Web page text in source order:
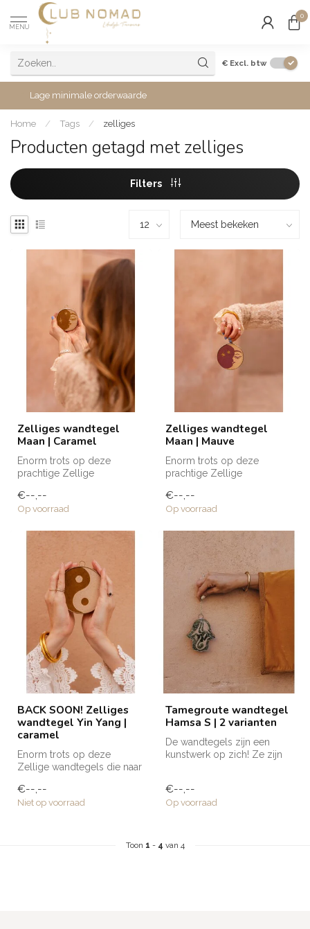
MENU
0
€ Excl. btw
Lage minimale orderwaarde
Home / Tags / zelliges
Producten getagd met zelliges
Filters
Zelliges wandtegel
Maan | Caramel
Enorm trots op deze
prachtige Zellige
eigen ontwerp zij...
€--,--
Op voorraad
Zelliges wandtegel
Maan | Mauve
Enorm trots op deze
prachtige Zellige
eigen ontwerp zij...
€--,--
Op voorraad
BACK SOON! Zelliges
wandtegel Yin Yang |
caramel
Enorm trots op deze
Zellige wandtegels die naar
ontwerp zijn g...
€--,--
Niet op voorraad
Tamegroute wandtegel
Hamsa S | 2 varianten
De wandtegels zijn een
kunstwerk op zich! Ze zijn
€--,--
Op voorraad
Toon 1 - 4 van 4